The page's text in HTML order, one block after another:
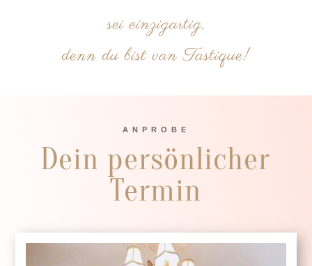
sei einzigartig,
denn du bist van Tastique!
ANPROBE
Dein persönlicher
Termin